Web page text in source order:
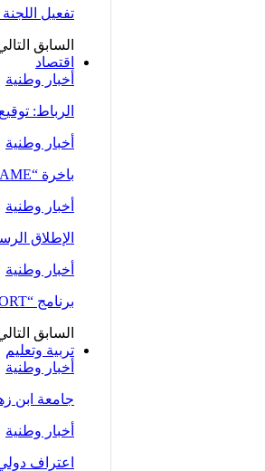
تفعيل اللجنة
السابق
اقتصاد
أخبار وطنية
الرباط:
أخبار وطنية
باخرة “CMA CGM NOTRE DAME”، إحدى أكبر ناقلات الحاويات، ترسو بميناء طنجة…
أخبار وطنية
الإطلاق
أخبار وطنية
برنامج “POWER EXPORT” .. الموافقة على نحو 100 طلب لدعم ومواكبة المقاولات
السابق
تربية وتعليم
أخبار وطنية
جامعة ابن
أخبار وطنية
اعتراف